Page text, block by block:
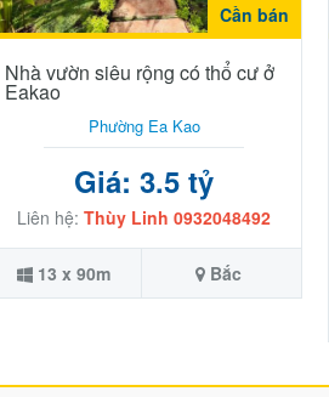
Cần bán
Nhà vườn siêu rộng có thổ cư ở
Eakao
Phường Ea Kao
Giá: 3.5 tỷ
Liên hệ:Thùy Linh 0932048492
13 x 90m Bắc